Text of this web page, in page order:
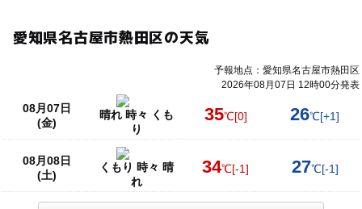
愛知県名古屋市熱田区の天気
予報地点：愛知県名古屋市熱田区
2026年08月07日 12時00分発表
08月07日
(金)
晴れ 時々 くも
り
35℃[0] 26℃[+1]
08月08日
(土)
くもり 時々 晴
れ
34℃[-1] 27℃[-1]